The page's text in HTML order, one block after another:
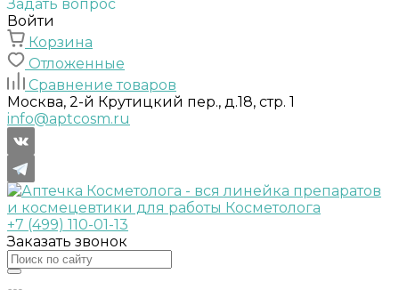
Задать вопрос
Войти
Корзина
Отложенные
Сравнение товаров
Москва, 2-й Крутицкий пер., д.18, стр. 1
info@aptcosm.ru
+7 (499) 110-01-13
Заказать звонок